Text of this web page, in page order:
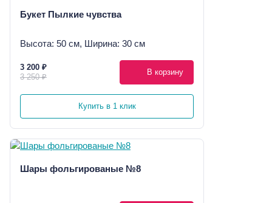
Букет Пылкие чувства
Высота: 50 см, Ширина: 30 см
3 200 ₽
3 250 ₽
В корзину
Купить в 1 клик
Шары фольгированые №8